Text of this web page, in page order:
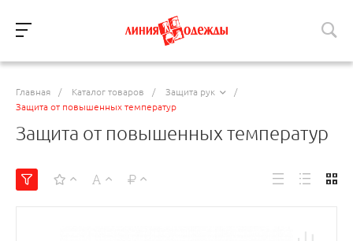
Главная / Каталог товаров / Защита рук
/
Защита от повышенных температур
Защита от повышенных температур